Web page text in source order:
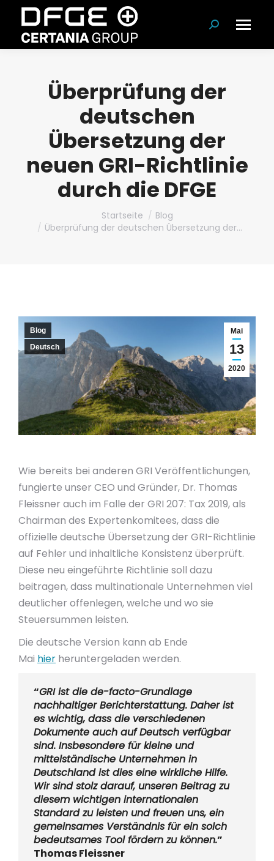
Suchen:
Überprüfung der
deutschen
Übersetzung der
neuen GRI-Richtlinie
durch die DFGE
Startseite
Blog
Überprüfung der deutschen Übersetzung der…
Mai
13
2020
Blog
Deutsch
Wie bereits bei anderen GRI Veröffentlichungen,
fungierte unser CEO und Gründer, Dr. Thomas
Fleissner auch im Falle der GRI 207: Tax 2019, als
Chairman des Expertenkomitees, dass die
offizielle deutsche Übersetzung der GRI-Richtlinie
auf Fehler und inhaltliche Konsistenz überprüft.
Diese neu eingeführte Richtlinie soll dazu
beitragen, dass multinationale Unternehmen viel
deutlicher offenlegen, welche und wo sie
Steuersummen leisten.
Die deutsche Version kann ab Ende
Mai hier heruntergeladen werden.
“GRI ist die de-facto-Grundlage
nachhaltiger Berichterstattung. Daher ist
es wichtig, dass die verschiedenen
Dokumente auch auf Deutsch verfügbar
sind. Insbesondere für kleine und
mittelständische Unternehmen in
Deutschland ist dies eine wirkliche Hilfe.
Wir sind stolz darauf, unseren Beitrag zu
diesem wichtigen internationalen
Standard zu leisten und freuen uns, ein
gemeinsames Verständnis für ein solch
bedeutsames Tool fördern zu können.”
Thomas Fleissner